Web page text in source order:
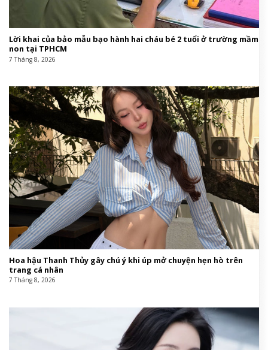
Lời khai của bảo mẫu bạo hành hai cháu bé 2 tuổi ở trường mầm
non tại TPHCM
7 Tháng 8, 2026
Hoa hậu Thanh Thủy gây chú ý khi úp mở chuyện hẹn hò trên
trang cá nhân
7 Tháng 8, 2026